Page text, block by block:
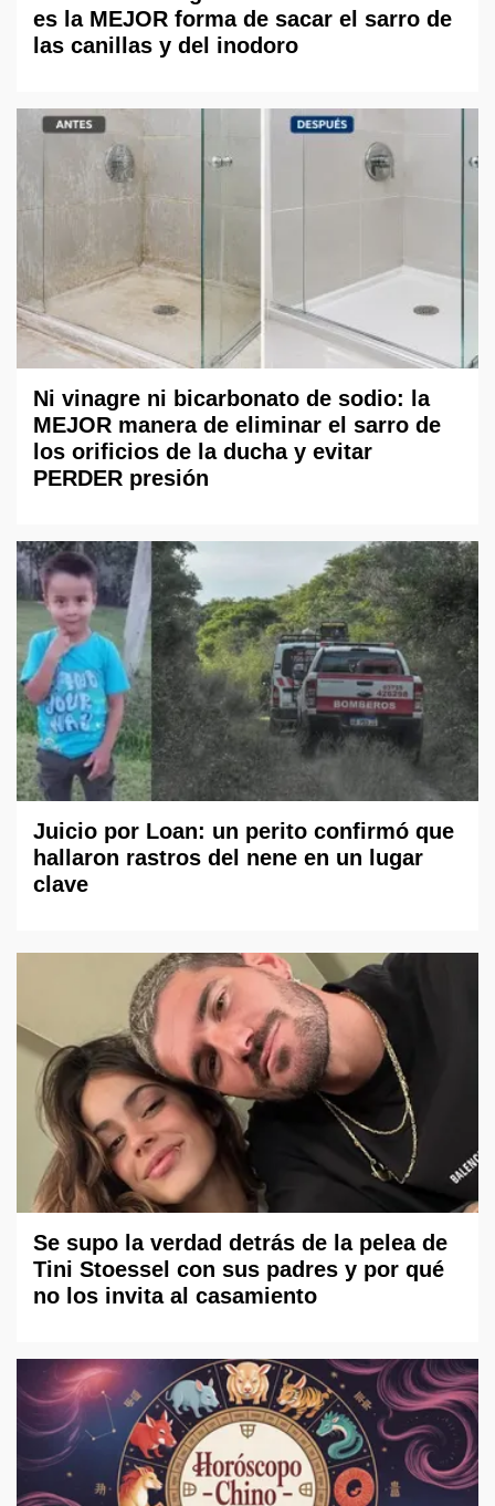
es la MEJOR forma de sacar el sarro de
las canillas y del inodoro
Ni vinagre ni bicarbonato de sodio: la
MEJOR manera de eliminar el sarro de
los orificios de la ducha y evitar
PERDER presión
Juicio por Loan: un perito confirmó que
hallaron rastros del nene en un lugar
clave
Se supo la verdad detrás de la pelea de
Tini Stoessel con sus padres y por qué
no los invita al casamiento